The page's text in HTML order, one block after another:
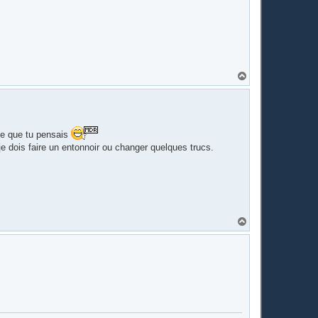
a
que tu pensais
faire un entonnoir ou changer quelques trucs.
a